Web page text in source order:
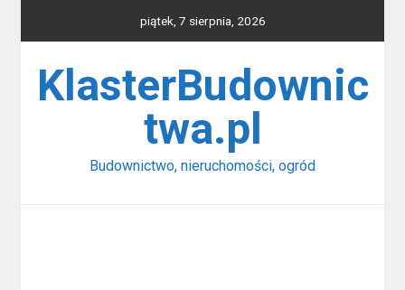
piątek, 7 sierpnia, 2026
KlasterBudownic
twa.pl
Budownictwo, nieruchomości, ogród